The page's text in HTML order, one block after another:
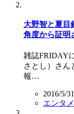
大野智と夏目
角度から証明
雑誌FRIDAY
さとし）さん
報…
2016/5/31
エンタメ